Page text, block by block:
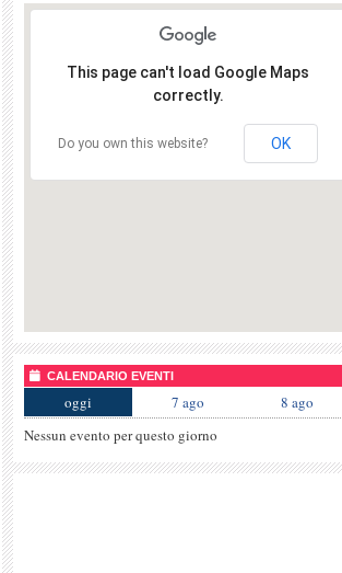
This page can't load Google Maps
correctly.
Do you own this website? OK
CALENDARIO EVENTI
oggi 7 ago
8 ago
Nessun evento per questo giorno